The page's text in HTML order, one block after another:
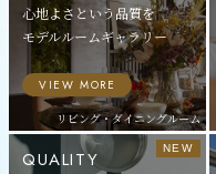
心地よさという品質を
モデルルームギャラリー
VIEW MORE
リビング・ダイニングルーム
QUALITY